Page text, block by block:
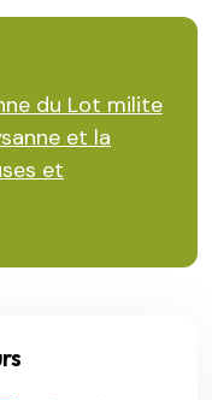
du Lot milite
et la
et